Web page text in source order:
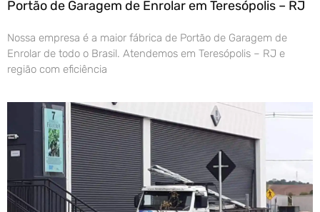
Portão de Garagem de Enrolar em Teresópolis – RJ
Nossa empresa é a maior fábrica de Portão de Garagem de
Enrolar de todo o Brasil. Atendemos em Teresópolis – RJ e
região com eficiência